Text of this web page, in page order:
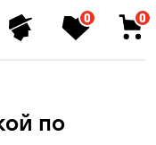
0 0
по